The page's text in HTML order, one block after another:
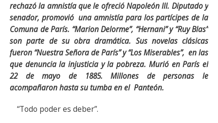
rechazó la amnistía que le ofreció Napoleón III. Diputado y
senador, promovió una amnistía para los partícipes de la
Comuna de París. “Marion Delorme”, “Hernani” y “Ruy Blas”
son parte de su obra dramática. Sus novelas clásicas
fueron “Nuestra Señora de París” y “Los Miserables”, en las
que denuncia la injusticia y la pobreza. Murió en París el
22 de mayo de 1885. Millones de personas le
acompañaron hasta su tumba en el Panteón.
“Todo poder es deber”.